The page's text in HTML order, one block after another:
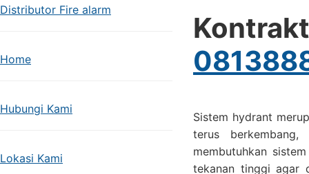
Distributor Fire alarm
Home
Hubungi Kami
Lokasi Kami
Sistem hydrant
terus
membutuhkan
tekanan tinggi agar